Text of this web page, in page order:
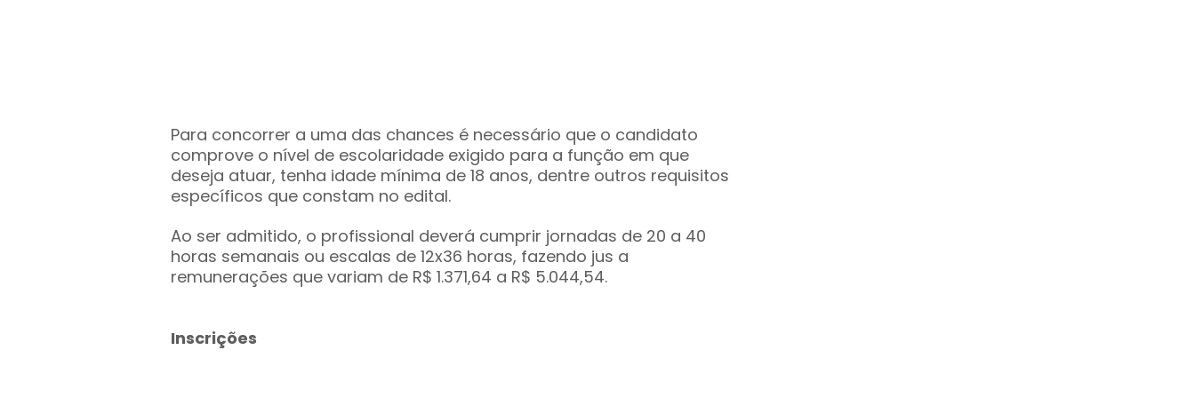
Para concorrer a uma das chances é necessário que o candidato
comprove o nível de escolaridade exigido para a função em que
deseja atuar, tenha idade mínima de 18 anos, dentre outros requisitos
específicos que constam no edital.
Ao ser admitido, o profissional deverá cumprir jornadas de 20 a 40
horas semanais ou escalas de 12x36 horas, fazendo jus a
remunerações que variam de R$ 1.371,64 a R$ 5.044,54.
Inscrições